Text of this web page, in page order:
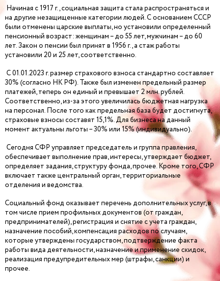
Начиная с 1917 г., социальная защита стала распространяться и
на другие незащищенные категории людей. С основанием СССР
были отменены царские выплаты, но установили определенный
пенсионный возраст: женщинам – до 55 лет, мужчинам – до 60
лет. Закон о пенсии был принят в 1956 г., а стаж работы
установили 20 и 25 лет, соответственно.
С 01.01.2023 г. размер страхового взноса стандартно составляет
30% (согласно НК РФ). Также был изменен предельный размер
платежей, теперь он единый и превышает 2 млн. рублей.
Соответственно, из-за этого увеличилась бюджетная нагрузка
на персонал. После того как предельная база будет достигнута,
страховые взносы составят 15,1%. Для бизнеса на данный
момент актуальны льготы – 30% или 15% (индивидуально).
Сегодня СФР управляет председатель и группа правления,
обеспечивает выполнение прав, интересы, утверждает бюджет,
определяет задания, структуру фонда, прочее. Кроме того, СФР
включает также центральный орган, территориальные
отделения и ведомства.
Социальный фонд оказывает перечень дополнительных услуг, в
том числе прием профильных документов (от граждан,
предпринимателей), регистрация и снятие с учета граждан,
назначение пособий, компенсация расходов по случаям,
которые утверждены государством, подтверждение факта
работы вида деятельности, назначение и применение скидок,
реализация предупредительных мер (штрафы, санкции) и
прочее.